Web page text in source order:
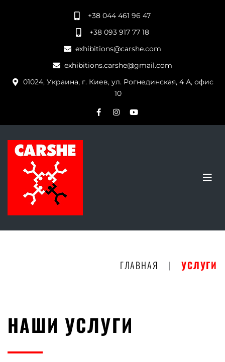
+38 044 461 96 47
+38 093 917 77 18
exhibitions@carshe.com
exhibitions.carshe@gmail.com
01024, Украина, г. Киев, ул. Рогнединская, 4 А, офис
10
ГЛАВНАЯ | УСЛУГИ
НАШИ УСЛУГИ